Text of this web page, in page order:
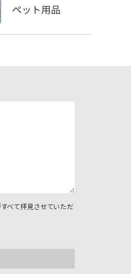
べて拝見させていただ